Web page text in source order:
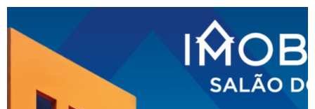
Skip
to
content